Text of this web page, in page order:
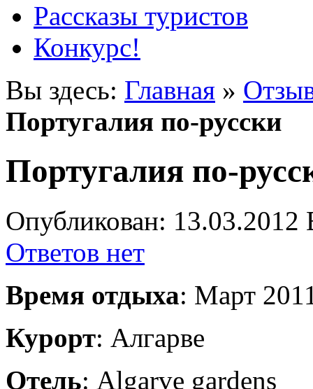
Рассказы туристов
Конкурс!
Вы здесь: Главная »
Португалия по-русски
Португалия по-
Опубликован:
Ответов нет
Время отдыха: Март
Курорт: Алгарве
Отель: Algarve gardens